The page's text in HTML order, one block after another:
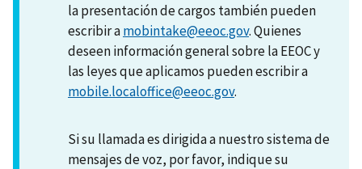
la presentación de cargos también pueden
escribir amobintake@eeoc.gov. Quienes
deseen información general sobre la EEOC y
las leyes que aplicamos pueden escribir a
mobile.localoffice@eeoc.gov.
Si su llamada es dirigida a nuestro sistema de
mensajes de voz, por favor, indique su